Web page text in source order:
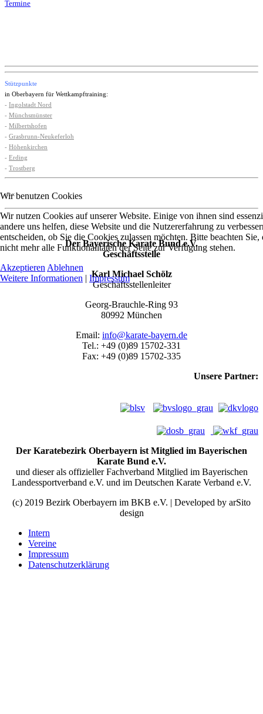
Termine
Stützpunkte
in Oberbayern für Wettkampftraining:
- Ingolstadt Nord
- Münchsmünster
- Milbertshofen
- Grasbrunn-Neukeferloh
- Höhenkirchen
- Erding
- Trostberg
xxx
Der Bayerische Karate Bund e.V.
Geschäftsstelle
Karl Michael Schölz
Geschäftsstellenleiter
Georg-Brauchle-Ring 93
80992 München
Email: info@karate-bayern.de
Tel.: +49 (0)89 15702-331
Fax: +49 (0)89 15702-335
Unsere Partner:
Der Karatebezirk Oberbayern ist Mitglied im Bayerischen
Karate Bund e.V.
und dieser als offizieller Fachverband Mitglied im Bayerischen
Landessportverband e.V. und im Deutschen Karate Verband e.V.
(c) 2019 Bezirk Oberbayern im BKB e.V. | Developed by arSito
design
Intern
Vereine
Impressum
Datenschutzerklärung
Wir benutzen Cookies
Wir nutzen Cookies auf unserer Website. Einige von ihnen sind
andere uns helfen, diese Website und die Nutzererfahrung zu
entscheiden, ob Sie die Cookies zulassen möchten. Bitte beachten
nicht mehr alle Funktionalitäten der Seite zur Verfügung stehen.
Akzeptieren Ablehnen
Weitere Informationen | Impressum